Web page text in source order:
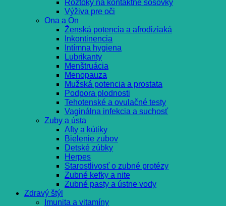
Roztoky na kontaktné šošovky
Výživa pre oči
Ona a On
Ženská potencia a afrodiziaká
Inkontinencia
Intímna hygiena
Lubrikanty
Menštruácia
Menopauza
Mužská potencia a prostata
Podpora plodnosti
Tehotenské a ovulačné testy
Vaginálna infekcia a suchosť
Zuby a ústa
Afty a kútiky
Bielenie zubov
Detské zúbky
Herpes
Starostlivosť o zubné protézy
Zubné kefky a nite
Zubné pasty a ústne vody
Zdravý štýl
Imunita a vitamíny